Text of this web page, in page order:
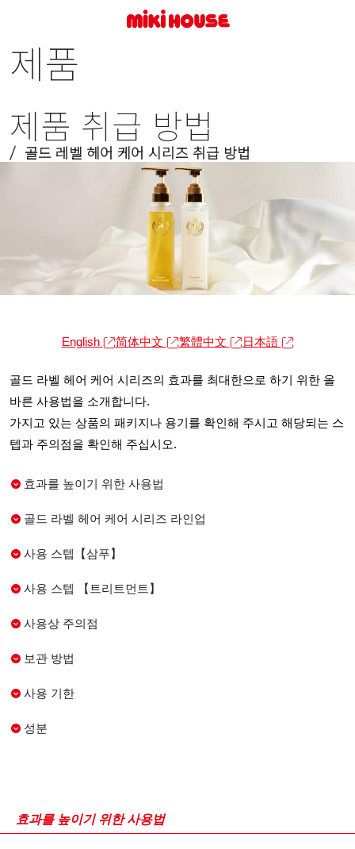
제품
제품 취급 방법
골드 레벨 헤어 케어 시리즈 취급 방법
English 简体中文 繁體中文 日本語
골드 라벨 헤어 케어 시리즈의 효과를 최대한으로 하기 위한 올
바른 사용법을 소개합니다.
가지고 있는 상품의 패키지나 용기를 확인해 주시고 해당되는 스
텝과 주의점을 확인해 주십시오.
효과를 높이기 위한 사용법
골드 라벨 헤어 케어 시리즈 라인업
사용 스텝【삼푸】
사용 스텝 【트리트먼트】
사용상 주의점
보관 방법
사용 기한
성분
효과를 높이기 위한 사용법